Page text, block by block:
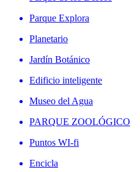
Parque Explora
Planetario
Jardín Botánico
Edificio inteligente
Museo del Agua
PARQUE ZOOLÓGICO
Puntos WI-fi
Encicla